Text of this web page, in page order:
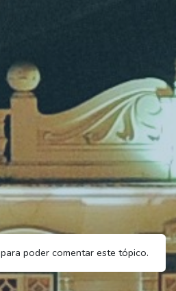
para poder comentar este tópico.